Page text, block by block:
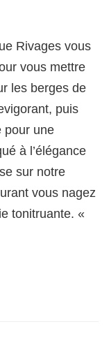
Rivages vous
vous mettre
les berges de
puis
pour une
à l’élégance
sur notre
vous nagez
tonitruante. «